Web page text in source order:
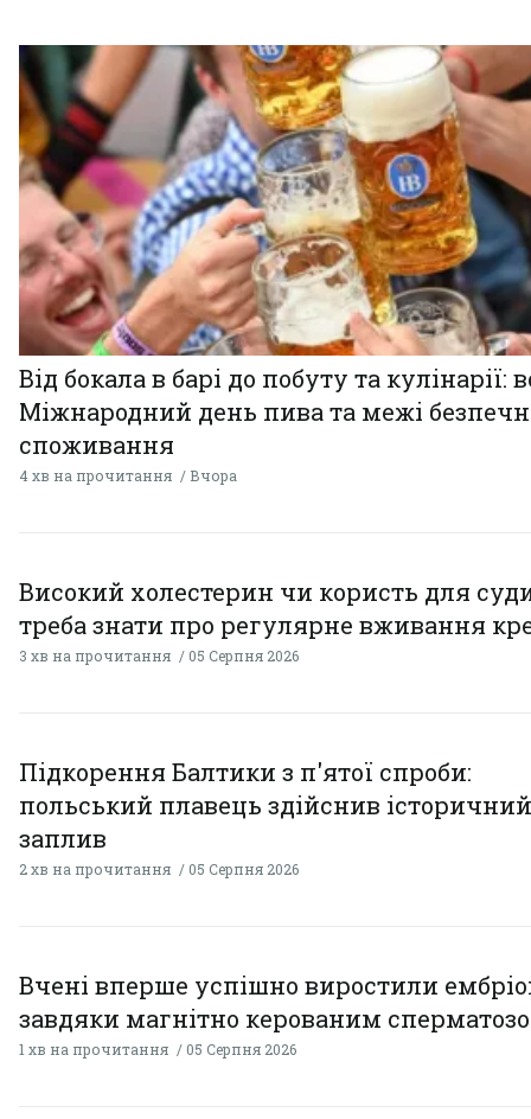
Від бокала в барі до побуту та кулінарії:
Міжнародний день пива та межі
споживання
4 хв на прочитання Вчора
Високий холестерин чи користь для
треба знати про регулярне вживання
3 хв на прочитання 05 Серпня 2026
Підкорення Балтики з п'ятої спроби:
польський плавець здійснив історичний
заплив
2 хв на прочитання 05 Серпня 2026
Вчені вперше успішно виростили
завдяки магнітно керованим
1 хв на прочитання 05 Серпня 2026